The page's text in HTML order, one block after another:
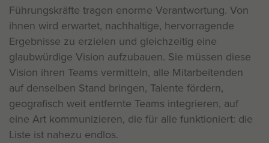
Führungskräfte tragen enorme Verantwortung. Von
ihnen wird erwartet, nachhaltige, hervorragende
Ergebnisse zu erzielen und gleichzeitig eine
glaubwürdige Vision aufzubauen. Sie müssen diese
Vision ihren Teams vermitteln, alle Mitarbeitenden
auf denselben Stand bringen, Talente fördern,
geografisch weit entfernte Teams integrieren, auf
eine Art kommunizieren, die für alle funktioniert: die
Liste ist nahezu endlos.